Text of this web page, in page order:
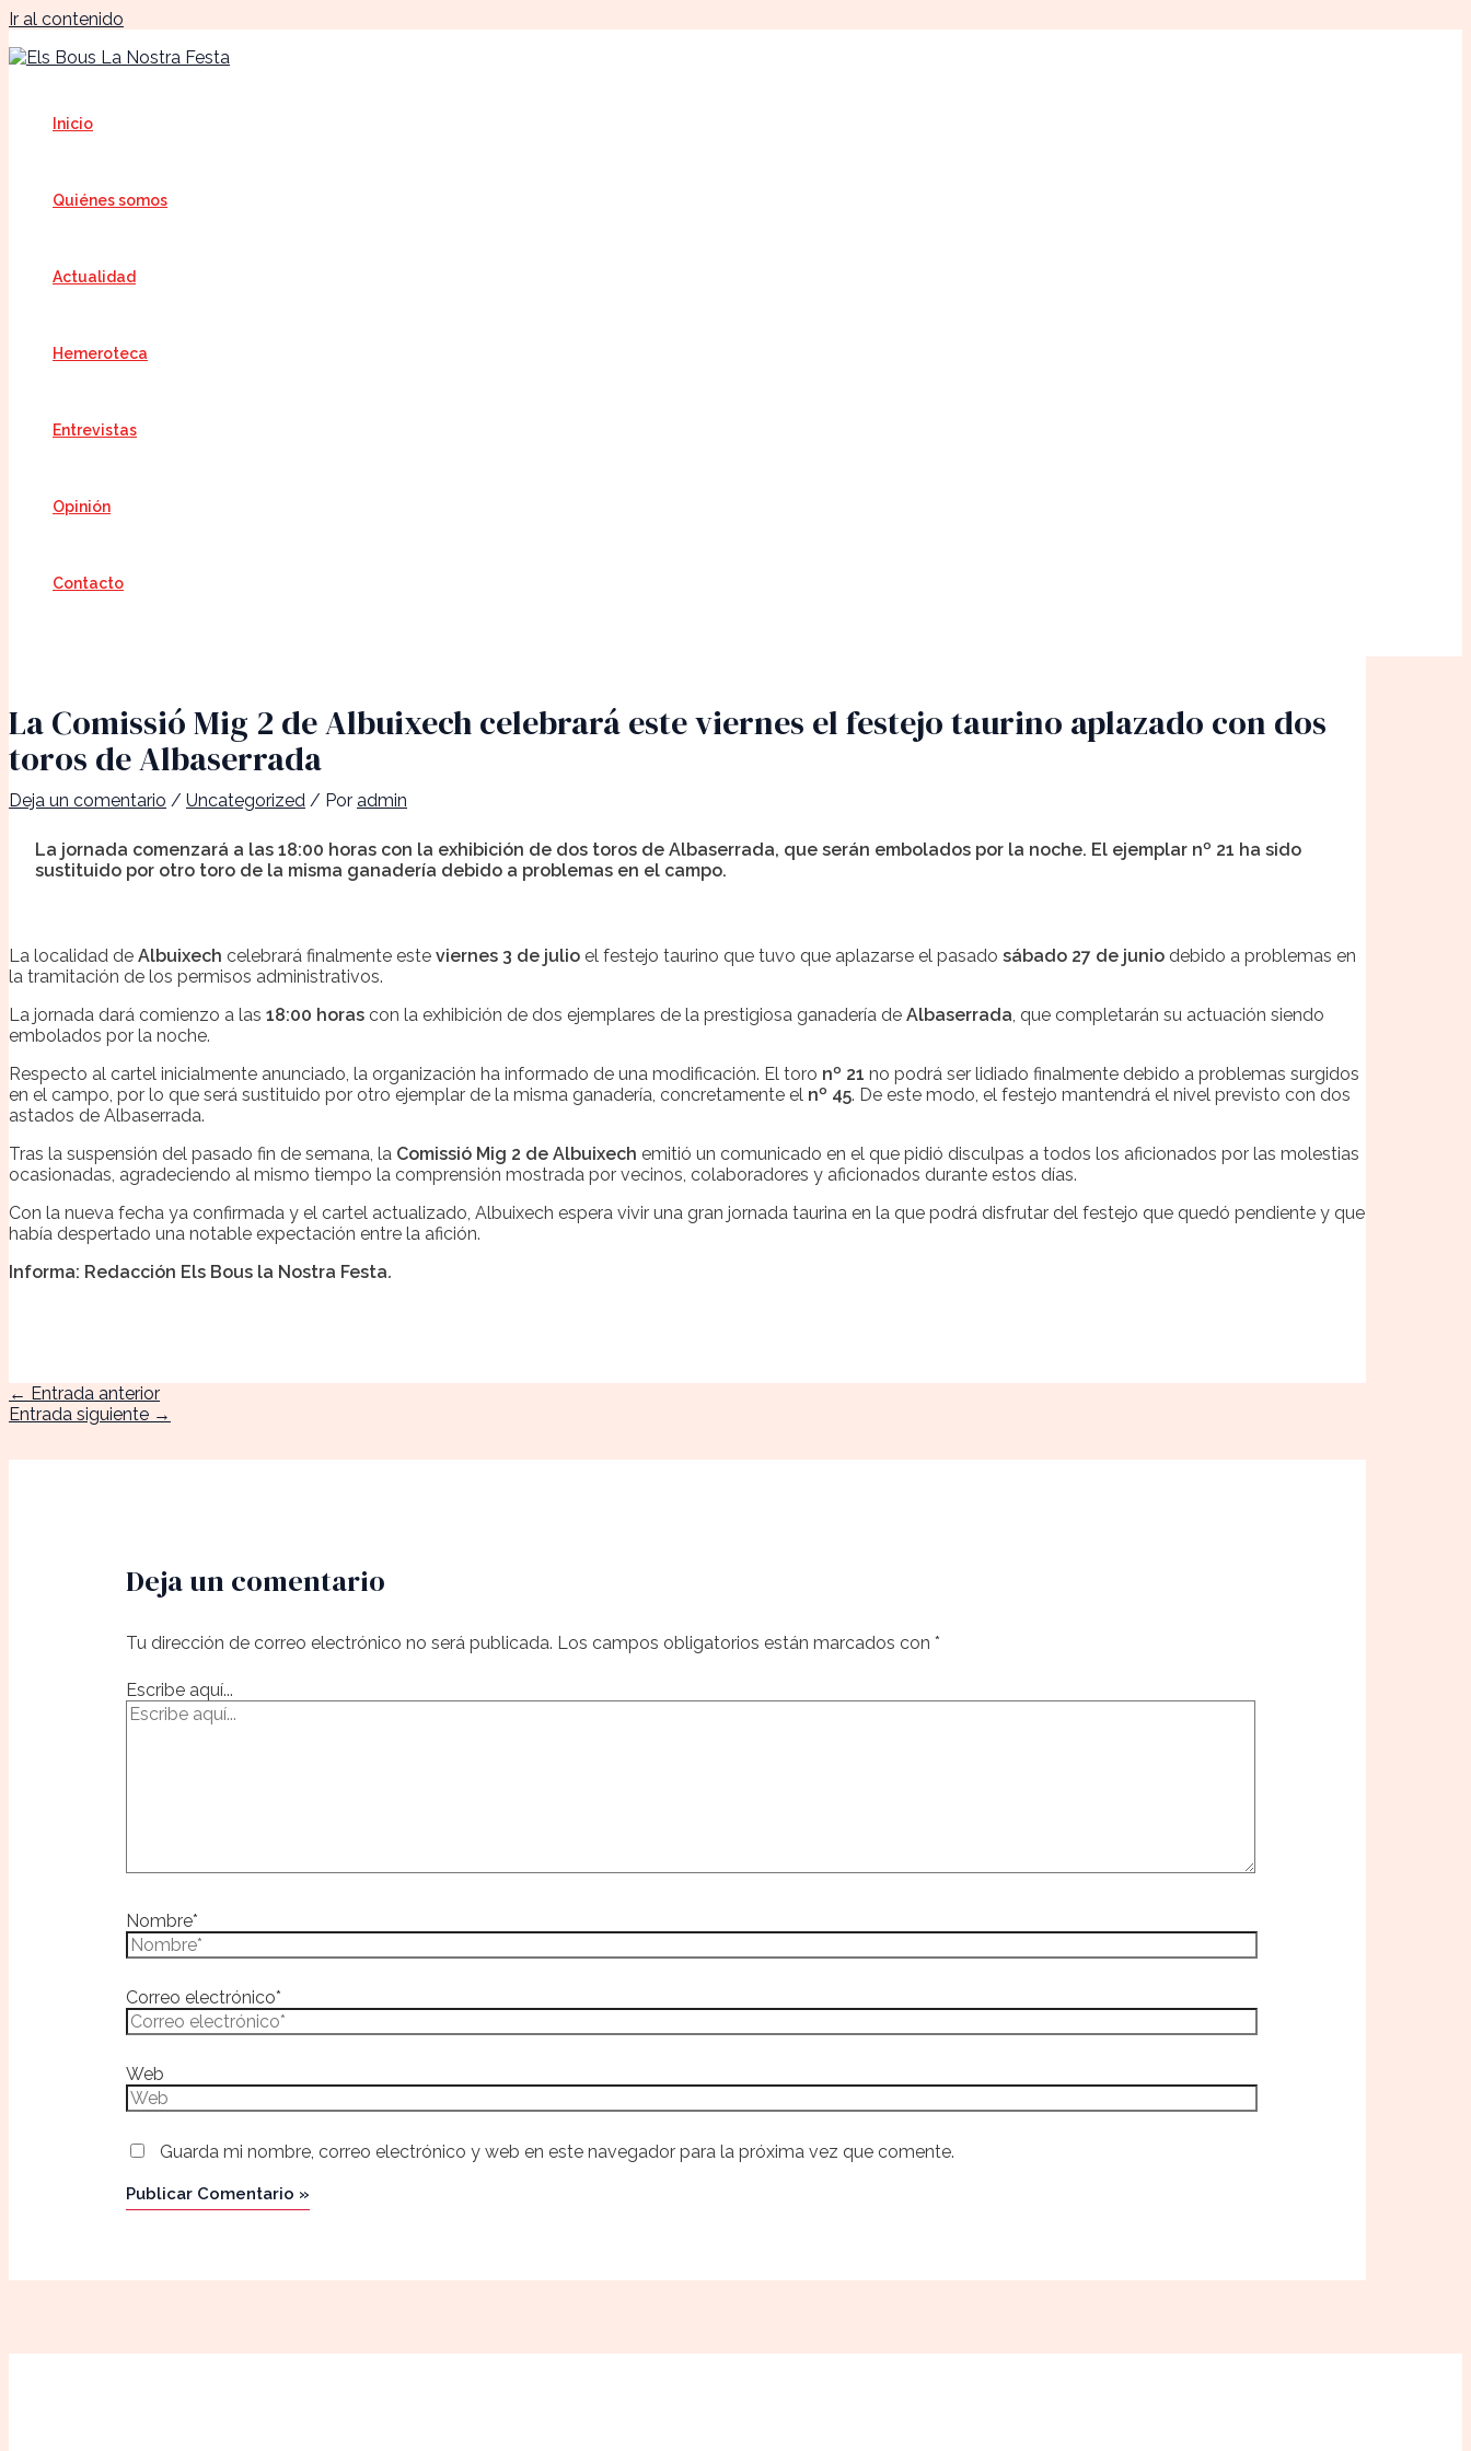
Ir al contenido
Inicio
Quiénes somos
Actualidad
Hemeroteca
Entrevistas
Opinión
Contacto
La Comissió Mig 2 de Albuixech celebrará este viernes el festejo taurino aplazado con dos
toros de Albaserrada
Deja un comentario / Uncategorized / Por admin
La jornada comenzará a las 18:00 horas con la exhibición de dos toros de Albaserrada, que serán embolados por la noche. El ejemplar nº 21 ha sido
sustituido por otro toro de la misma ganadería debido a problemas en el campo.
La localidad de Albuixech celebrará finalmente este viernes 3 de julio el festejo taurino que tuvo que aplazarse el pasado sábado 27 de junio debido a problemas en
la tramitación de los permisos administrativos.
La jornada dará comienzo a las 18:00 horas con la exhibición de dos ejemplares de la prestigiosa ganadería de Albaserrada, que completarán su actuación siendo
embolados por la noche.
Respecto al cartel inicialmente anunciado, la organización ha informado de una modificación. El toro nº 21 no podrá ser lidiado finalmente debido a problemas surgidos
en el campo, por lo que será sustituido por otro ejemplar de la misma ganadería, concretamente el nº 45. De este modo, el festejo mantendrá el nivel previsto con dos
astados de Albaserrada.
Tras la suspensión del pasado fin de semana, la Comissió Mig 2 de Albuixech emitió un comunicado en el que pidió disculpas a todos los aficionados por las molestias
ocasionadas, agradeciendo al mismo tiempo la comprensión mostrada por vecinos, colaboradores y aficionados durante estos días.
Con la nueva fecha ya confirmada y el cartel actualizado, Albuixech espera vivir una gran jornada taurina en la que podrá disfrutar del festejo que quedó pendiente y que
había despertado una notable expectación entre la afición.
Informa: Redacción Els Bous la Nostra Festa.
← Entrada anterior
Entrada siguiente →
Deja un comentario
Tu dirección de correo electrónico no será publicada. Los campos obligatorios están marcados con *
Escribe aquí...
Nombre*
Correo electrónico*
Web
Guarda mi nombre, correo electrónico y web en este navegador para la próxima vez que comente.